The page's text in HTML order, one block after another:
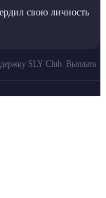
свою личность
SLY Club. Выплата